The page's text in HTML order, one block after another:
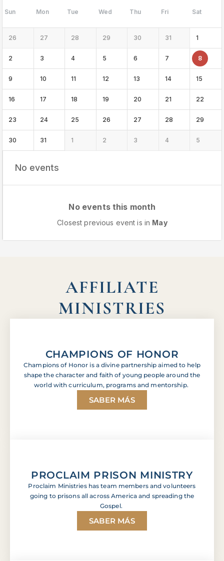
Sun Mon Tue Wed Thu Fri Sat
26 27 28 29 30 31 1
2 3 4 5 6 7 8
9 10 11 12 13 14 15
16 17 18 19 20 21 22
23 24 25 26 27 28 29
30 31 1 2 3 4 5
No events
No events this month
Closest previous event is in May
AFFILIATE
MINISTRIES
CHAMPIONS OF HONOR
Champions of Honor is a divine partnership aimed to help
shape the character and faith of young people around the
world with curriculum, programs and mentorship.
SABER MÁS
PROCLAIM PRISON MINISTRY
Proclaim Ministries has team members and volunteers
going to prisons all across America and spreading the
Gospel.
SABER MÁS